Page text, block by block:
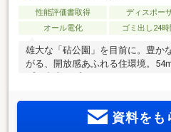
性能評価書取得 ディスポー
オール電化
ゴミ出し24
雄大な「砧公園」を目前に。豊か
がる、開放感あふれる住環境。
プの多彩なプランバリエーション
ップテラス」を設置。
資料をも